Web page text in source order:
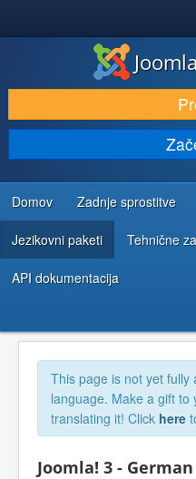
PRENESI IN RAZŠIRI
ODKRIJTE & IZVEJTE
SKUPNOST IN PODPORA
VIRI ZA RAZVIJALCE
Domov Zadnje sprostitve
Jezikovni paketi Tehnične
API dokumentacija
This page is not yet fully
language. Make a gift to
translating it! Click here
Joomla! 3 -